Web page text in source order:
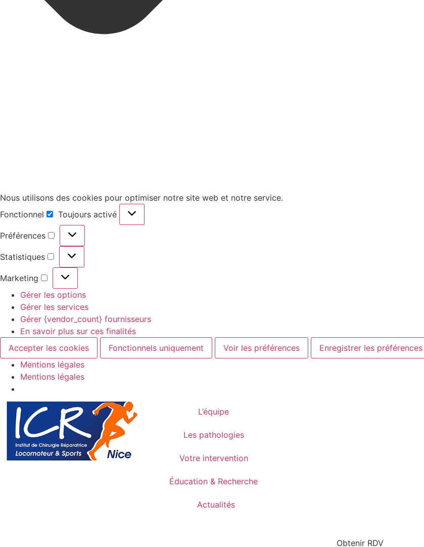
Nous utilisons des cookies pour optimiser notre site web et notre service.
Fonctionnel
Toujours activé
Préférences
Statistiques
Marketing
Gérer les options
Gérer les services
Gérer {vendor_count} fournisseurs
En savoir plus sur ces finalités
Accepter les cookies
Fonctionnels uniquement Voir les préférences Enregistrer les préférences
Mentions légales
Mentions légales
L’équipe
Les pathologies
Votre intervention
Éducation & Recherche
Actualités
Obtenir RDV